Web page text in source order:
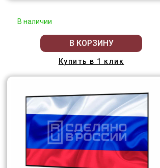
В наличии
В КОРЗИНУ
Купить в 1 клик